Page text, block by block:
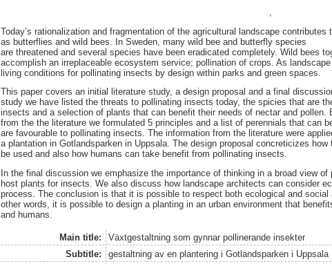
Today’s rationalization and fragmentation of the agricultural landscape
as butterflies and wild bees. In Sweden, many wild bee and butterfly species
are threatened and several species have been eradicated completely. Wild bees
accomplish an irreplaceable ecosystem service; pollination of crops. As
living conditions for pollinating insects by design within parks and green spaces.
This paper covers an initial literature study, a design proposal and a final
study we have listed the threats to pollinating insects today, the spicies that are
insects and a selection of plants that can benefit their needs of nectar and pollen.
from the the literature we formulated 5 principles and a list of perennials that can
are favourable to pollinating insects. The information from the literature were
a plantation in Gotlandsparken in Uppsala. The design proposal concreticizes
be used and also how humans can take benefit from pollinating insects.
In the final discussion we emphasize the importance of thinking in a broad view of
host plants for insects. We also discuss how landscape architects can consider
process. The conclusion is that it is possible to respect both ecological and
other words, it is possible to design a planting in an urban environment that
and humans.
Main title:
Växtgestaltning som gynnar pollinerande insekter
Subtitle:
gestaltning av en plantering i Gotlandsparken i Uppsala